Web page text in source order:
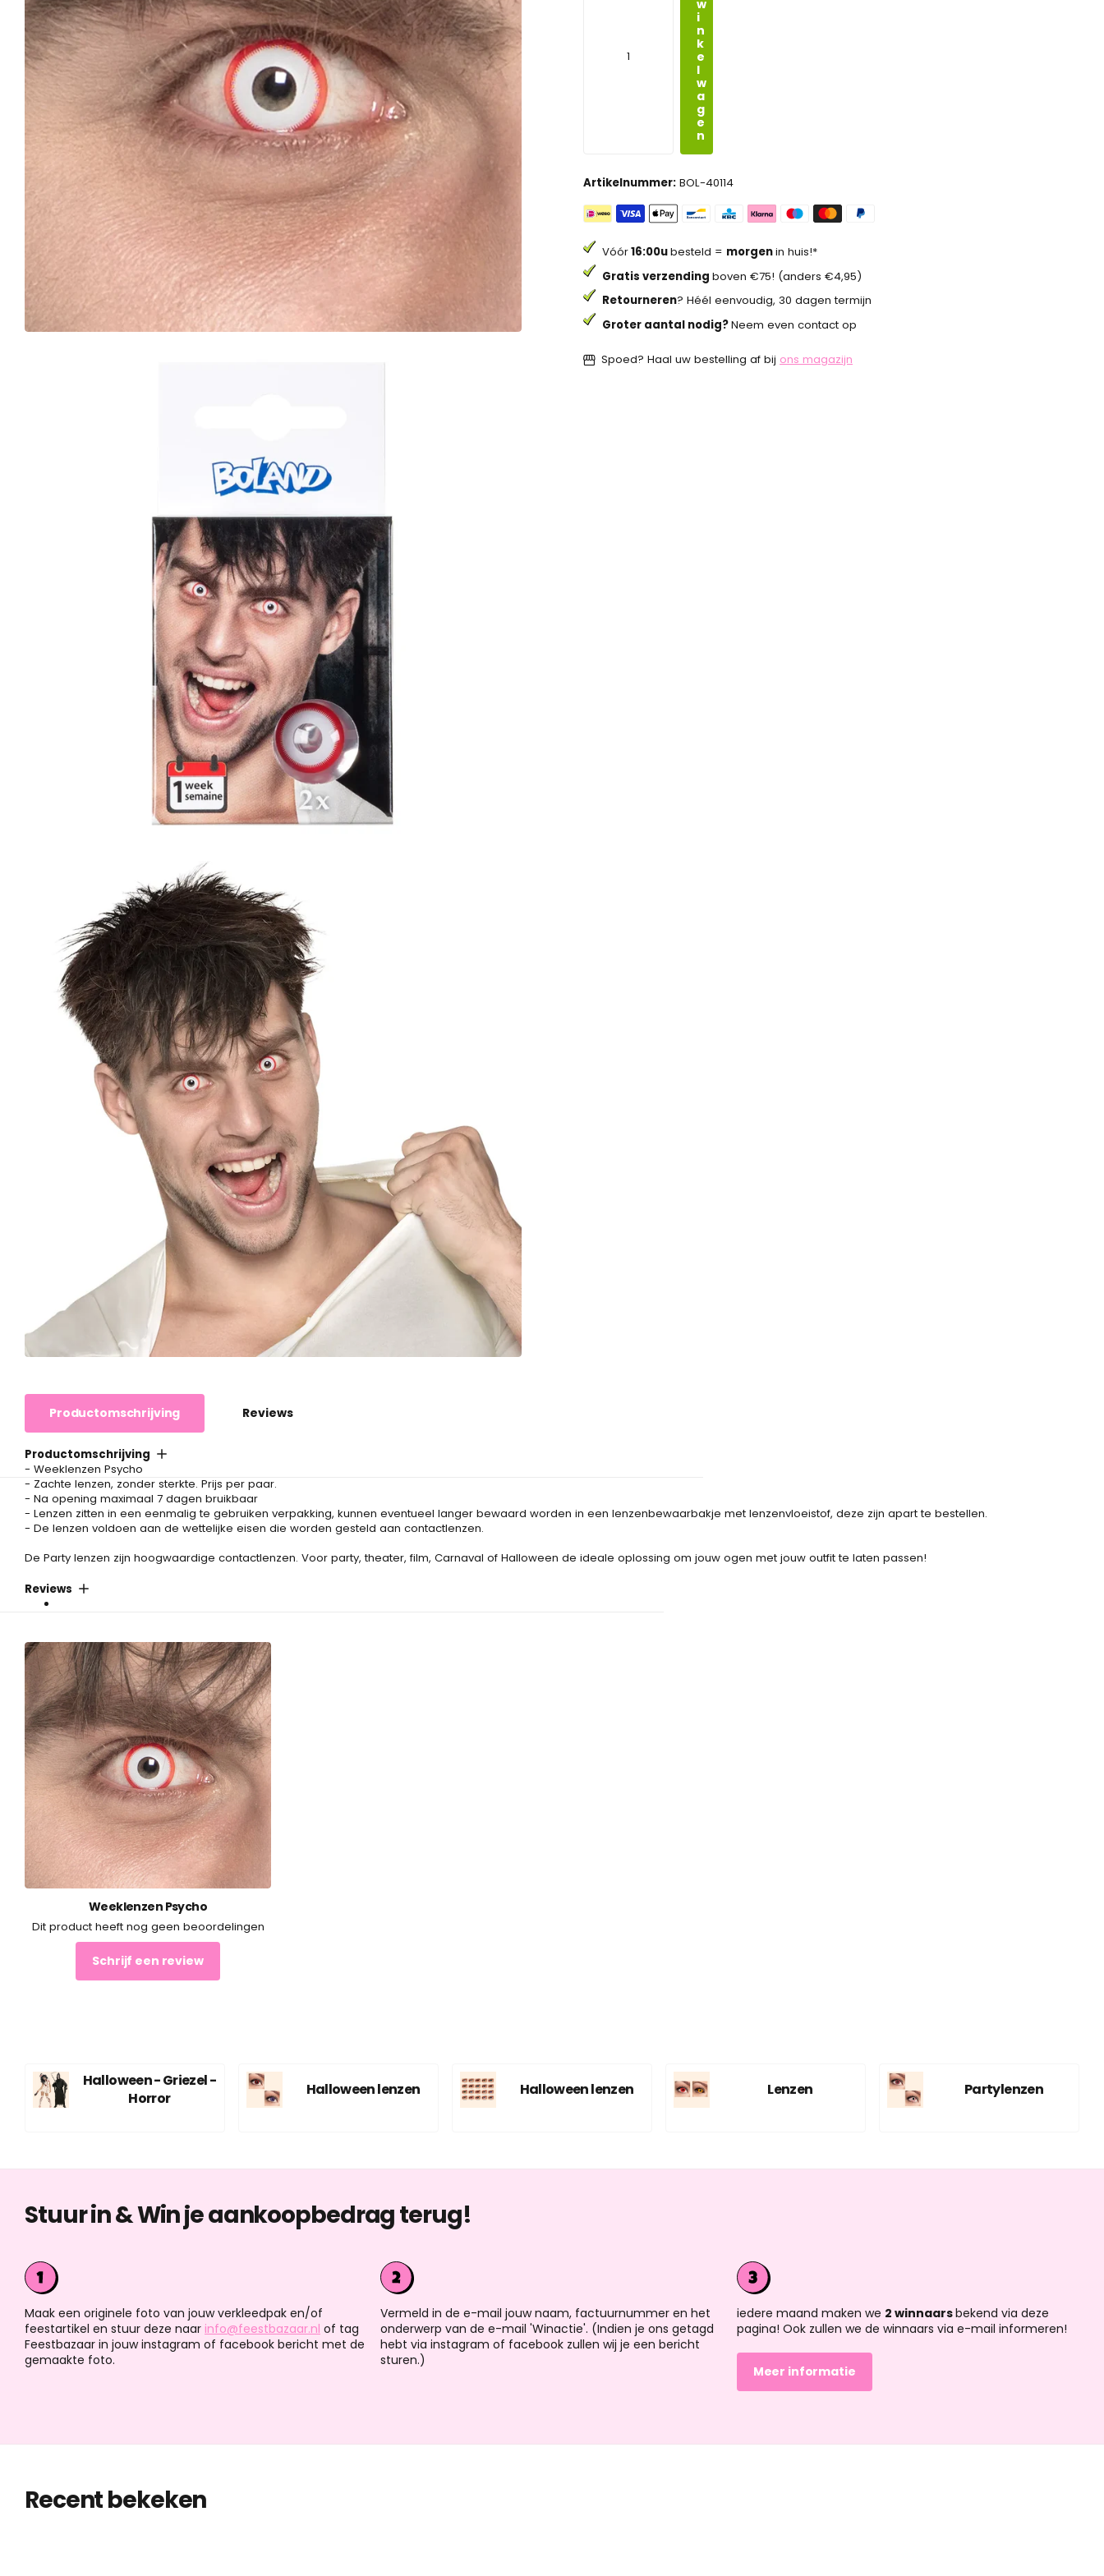
w
i
n
k
e
l
w
a
g
e
n
Artikelnummer:BOL-40114
Vóór16:00ubesteld = morgenin huis!*
Gratis verzending boven €75! (anders €4,95)
Retourneren? Héél eenvoudig, 30 dagen termijn
Groter aantal nodig?Neem even contact op
Spoed? Haal uw bestelling af bij ons magazijn
Productomschrijving Reviews
Productomschrijving
- Weeklenzen Psycho
- Zachte lenzen, zonder sterkte. Prijs per paar.
- Na opening maximaal 7 dagen bruikbaar
- Lenzen zitten in een eenmalig te gebruiken verpakking, kunnen eventueel langer bewaard worden in een lenzenbewaarbakje met lenzenvloeistof, deze zijn apart te bestellen.
- De lenzen voldoen aan de wettelijke eisen die worden gesteld aan contactlenzen.
De Party lenzen zijn hoogwaardige contactlenzen. Voor party, theater, film, Carnaval of Halloween de ideale oplossing om jouw ogen met jouw outfit te laten passen!
Reviews
Weeklenzen Psycho
Dit product heeft nog geen beoordelingen
Schrijf een review
Halloween - Griezel -
Horror
Halloween lenzen Halloween lenzen Lenzen Partylenzen
Stuur in & Win je aankoopbedrag terug!
Maak een originele foto van jouw verkleedpak en/of
feestartikel en stuur deze naar info@feestbazaar.nl of tag
Feestbazaar in jouw instagram of facebook bericht met de
gemaakte foto.
Vermeld in de e-mail jouw naam, factuurnummer en het
onderwerp van de e-mail 'Winactie'. (Indien je ons getagd
hebt via instagram of facebook zullen wij je een bericht
sturen.)
iedere maand maken we 2 winnaarsbekend via deze
pagina! Ook zullen we de winnaars via e-mail informeren!
Meer informatie
Recent bekeken